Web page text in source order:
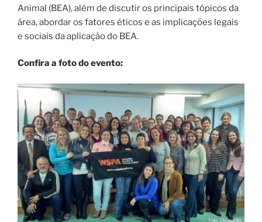
Animal (BEA), além de discutir os principais tópicos da
área, abordar os fatores éticos e as implicações legais
e sociais da aplicação do BEA.
Confira a foto do evento: